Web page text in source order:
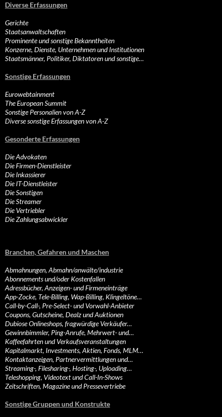
Diverse Erfassungen
Gerichte
Staatsanwaltschaften
Prominente und sonstige Bekanntheiten
Konzerne, Dienste, Unternehmen und Institutionen
Staatsmänner, Politiker, Diktatoren und sonstige…
Sonstige Erfassungen
Eurowebtainment
The European Summit
Sonstige Personalien von A-Z
Diverse sonstige Erfassungen von A-Z
Gesonderte Erfassungen
Die Advokaten
Die Firmen-Dienstleister
Die Inkassierer
Die IT-Dienstleister
Die Sonstigen
Die Streamer
Die Vertriebler
Die Zahlungsabwickler
Branchen, Gefahren und Maschen
Abmahnungen, Abmahn/anwälte/industrie
Abonnements und/oder Kostenfallen
Adressbücher, Anzeigen- und Firmeneinträge
App-Zocke, Tele-Billing, Wap-Billing, Klingeltöne…
Call-by-Call-, Pre-Select- und Vorwahl-Anbieter
Coupons, Gutscheine, Dealz und Auktionen
Dubiose Onlineshops, fragwürdige Verkäufer…
Gewinnbimmler, Ping-Anrufe, Mehrwert- und…
Kaffeefahrten und Verkaufsveranstaltungen
Kapitalmarkt, Investments, Aktien, Fonds, MLM…
Kontaktanzeigen, Partnervermittlungen und…
Streaming-, Filesharing-, Hosting-, Uploading…
Teleshopping, Videotext und Call-In-Shows
Zeitschriften, Magazine und Pressevertriebe
Sonstige Gruppen und Konstrukte